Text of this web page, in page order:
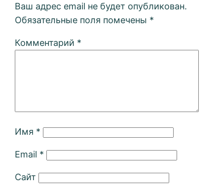
Ваш адрес email не будет опубликован.
Обязательные поля помечены *
Комментарий *
Имя *
Email *
Сайт